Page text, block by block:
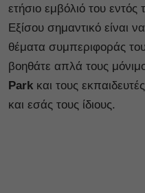
ετήσιο εμβόλιό του
Εξίσου σημαντικό είναι
θέματα συμπεριφοράς
βοηθάτε απλά τους
Park και τους εκπαιδευτές
και εσάς τους ίδιους.